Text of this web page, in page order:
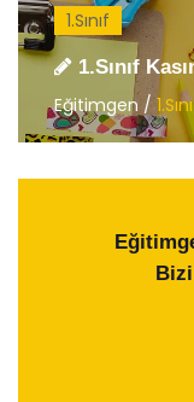
1.Sınıf
1.Sınıf
Eğitimgen /